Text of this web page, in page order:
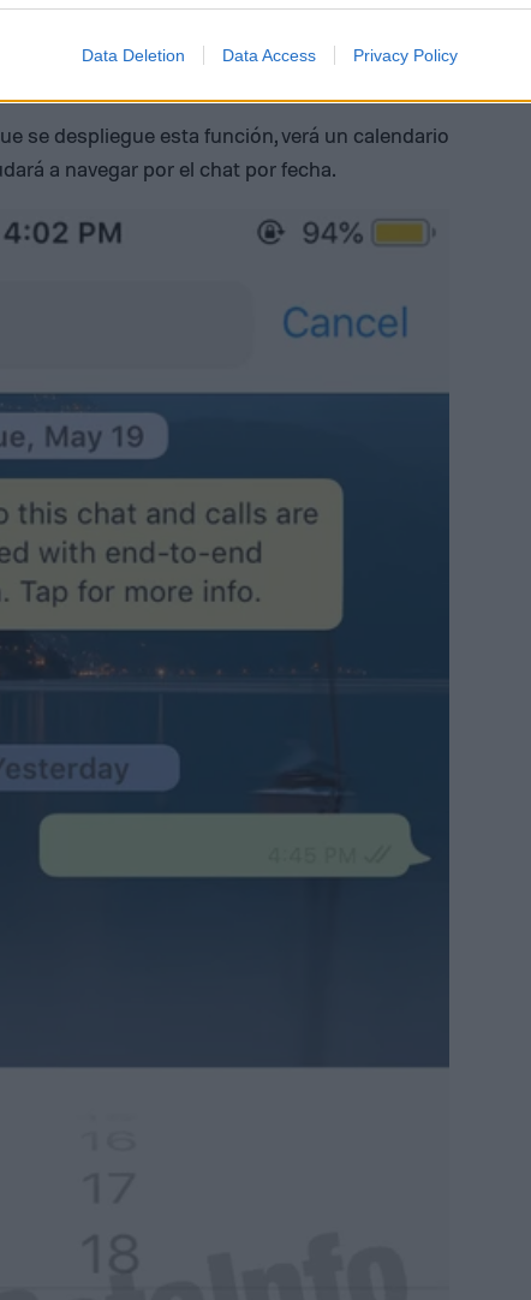
Data Deletion Data Access Privacy Policy
se despliegue esta función, verá un calendario
a navegar por el chat por fecha.